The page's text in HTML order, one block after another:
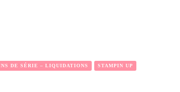
DE SÉRIE – LIQUIDATIONS STAMPIN UP